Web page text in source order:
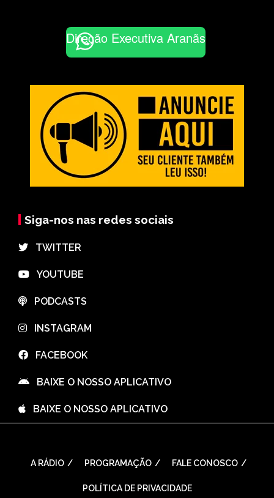
Direção Executiva Aranãs
Siga-nos nas redes sociais
⠀TWITTER
⠀YOUTUBE
⠀PODCASTS
⠀INSTAGRAM
⠀FACEBOOK
⠀BAIXE O NOSSO APLICATIVO
⠀BAIXE O NOSSO APLICATIVO
A RÁDIO PROGRAMAÇÃO FALE CONOSCO
POLÍTICA DE PRIVACIDADE